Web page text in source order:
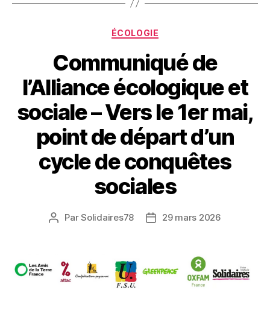
Catégories
ÉCOLOGIE
Communiqué de
l’Alliance écologique et
sociale – Vers le 1er mai,
point de départ d’un
cycle de conquêtes
sociales
Auteur
ParSolidaires78
Date29 mars 2026